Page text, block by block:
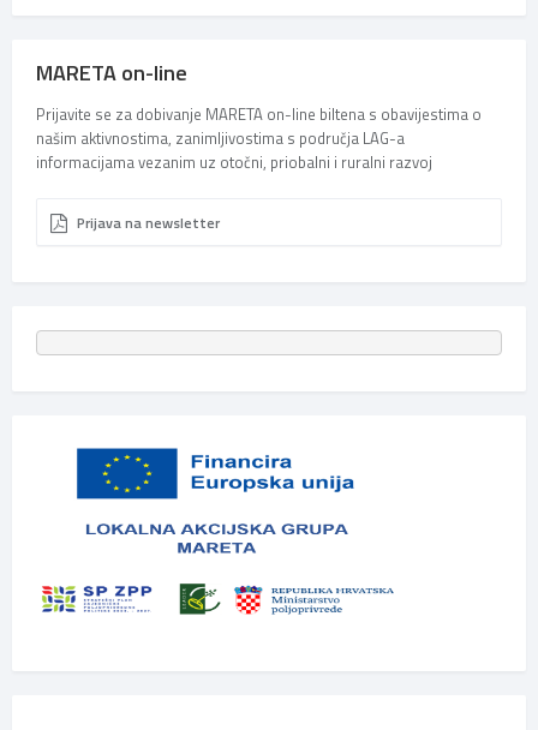
MARETA on-line
Prijavite se za dobivanje MARETA on-line biltena s obavijestima o
našim aktivnostima, zanimljivostima s područja LAG-a
informacijama vezanim uz otočni, priobalni i ruralni razvoj
Prijava na newsletter